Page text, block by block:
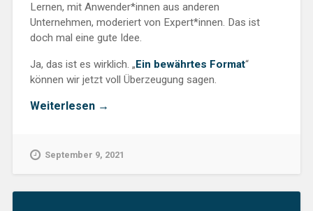
Lernen, mit Anwender*innen aus anderen
Unternehmen, moderiert von Expert*innen. Das ist
doch mal eine gute Idee.
Ja, das ist es wirklich. „Ein bewährtes Format“
können wir jetzt voll Überzeugung sagen.
Weiterlesen „LMS-
Learning:
→
September 9, 2021